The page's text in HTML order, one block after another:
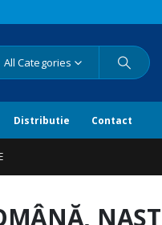
All Categories
Distributie Contact